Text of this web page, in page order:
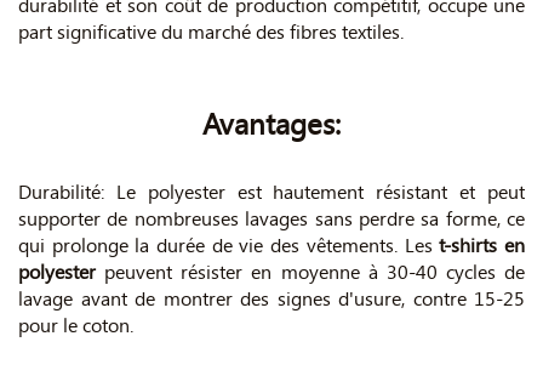
part significative du marché des fibres textiles.
Avantages:
Durabilité: Le polyester est hautement résistant et peut
supporter de nombreuses lavages sans perdre sa forme, ce
qui prolonge la durée de vie des vêtements. Lest-shirts en
polyesterpeuvent résister en moyenne à 30-40 cycles de
lavage avant de montrer des signes d'usure, contre 15-25
pour le coton.